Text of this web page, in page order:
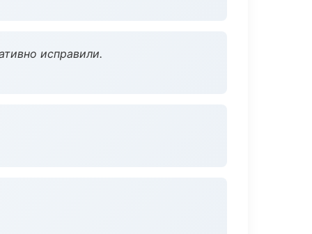
исправили.